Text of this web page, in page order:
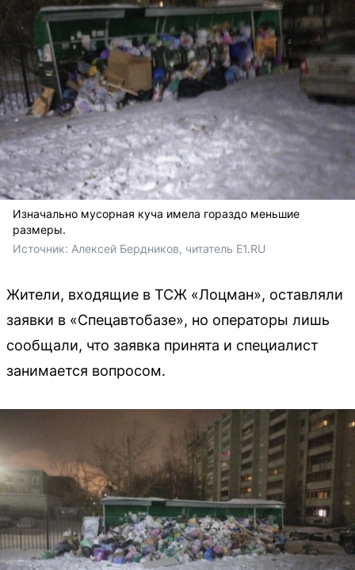
Изначально мусорная куча имела гораздо меньшие
размеры.
Источник: Алексей Бердников, читатель E1.RU
Жители, входящие в ТСЖ «Лоцман», оставляли
заявки в «Спецавтобазе», но операторы лишь
сообщали, что заявка принята и специалист
занимается вопросом.